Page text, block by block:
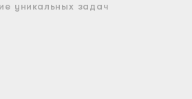
уникальных задач